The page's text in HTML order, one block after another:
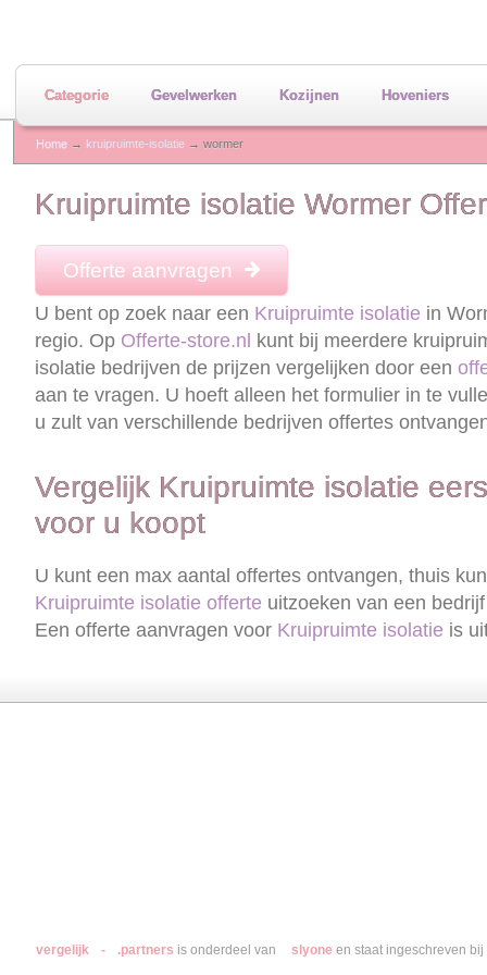
Categorie Gevelwerken Kozijnen Hoveniers
Home → kruipruimte-isolatie → wormer
Kruipruimte isolatie Wormer
Offerte aanvragen
U bent op zoek naar een Kruipruimte isolatie in
regio. Op Offerte-store.nl kunt bij meerdere
isolatie bedrijven de prijzen vergelijken door een
aan te vragen. U hoeft alleen het formulier in te
u zult van verschillende bedrijven offertes
Vergelijk Kruipruimte isolatie
voor u koopt
U kunt een max aantal offertes ontvangen, thuis
Kruipruimte isolatie offerte uitzoeken van een
Een offerte aanvragen voor Kruipruimte isolatie is
vergelijk
- .partners is onderdeel van slyone en staat ingeschreven